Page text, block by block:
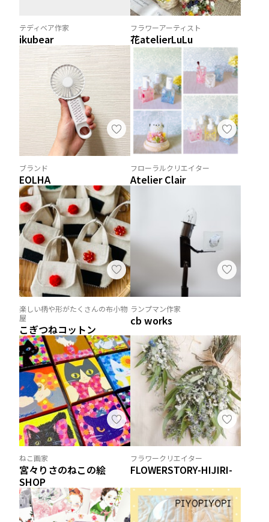
テディベア作家
ikubear
フラワーアーティスト
花atelierLuLu
ブランド
EOLHA
フローラルクリエイター
Atelier Clair
楽しい柄や形がたくさんの布小物
屋
こぎつねコットン
ランプマン作家
cb works
ねこ画家
宮々りさのねこの絵
SHOP
フラワークリエイター
FLOWERSTORY-HIJIRI-